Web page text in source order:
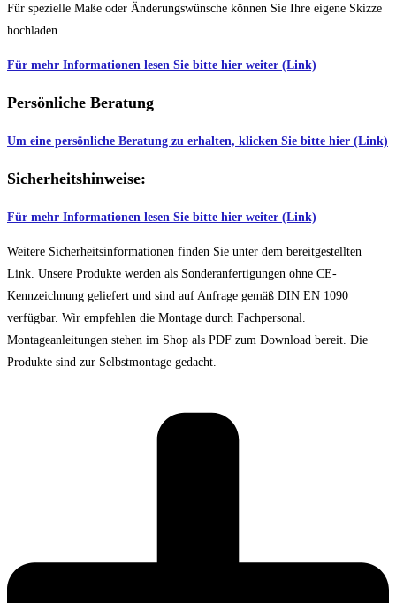
Für spezielle Maße oder Änderungswünsche können Sie Ihre eigene Skizze
hochladen.
Für mehr Informationen lesen Sie bitte hier weiter (Link)
Persönliche Beratung
Um eine persönliche Beratung zu erhalten, klicken Sie bitte hier (Link)
Sicherheitshinweise:
Für mehr Informationen lesen Sie bitte hier weiter (Link)
Weitere Sicherheitsinformationen finden Sie unter dem bereitgestellten
Link. Unsere Produkte werden als Sonderanfertigungen ohne CE-
Kennzeichnung geliefert und sind auf Anfrage gemäß DIN EN 1090
verfügbar. Wir empfehlen die Montage durch Fachpersonal.
Montageanleitungen stehen im Shop als PDF zum Download bereit. Die
Produkte sind zur Selbstmontage gedacht.